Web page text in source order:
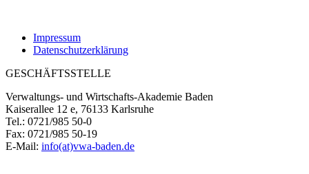
Impressum
Datenschutzerklärung
GESCHÄFTSSTELLE
Verwaltungs- und Wirtschafts-Akademie Baden
Kaiserallee 12 e, 76133 Karlsruhe
Tel.: 0721/985 50-0
Fax: 0721/985 50-19
E-Mail: info(at)vwa-baden.de